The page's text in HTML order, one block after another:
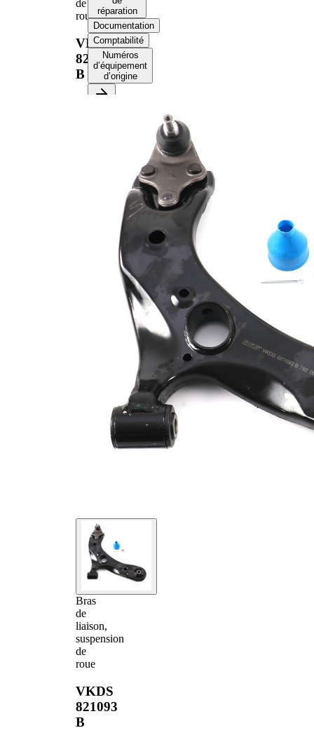
de
roue
VKDS
821093
B
Bras
de
liaison,
suspension
de
roue
VKDS
821093
B
réparation
Documentation
Comptabilité
Numéros
d’équipement
d’origine
Informations produit
Propriété
barre
oscillant
transversal
complémentaire/Info
complémentaire
avec
graisse
synthétique
complémentaire /
Info complémentaire
avec rotule
de
suspension
Numéro d'article en
VKDS
821094 B